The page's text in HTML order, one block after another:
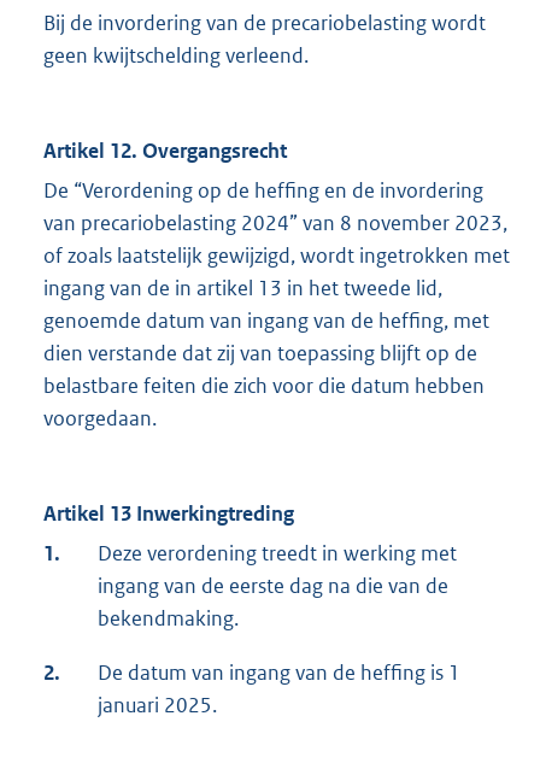
Bij de invordering van de precariobelasting wordt
geen kwijtschelding verleend.
Artikel 12. Overgangsrecht
De “Verordening op de heffing en de invordering
van precariobelasting 2024” van 8 november 2023,
of zoals laatstelijk gewijzigd, wordt ingetrokken met
ingang van de in artikel 13 in het tweede lid,
genoemde datum van ingang van de heffing, met
dien verstande dat zij van toepassing blijft op de
belastbare feiten die zich voor die datum hebben
voorgedaan.
Artikel 13 Inwerkingtreding
1.
Deze verordening treedt in werking met
ingang van de eerste dag na die van de
bekendmaking.
2.
De datum van ingang van de heffing is 1
januari 2025.